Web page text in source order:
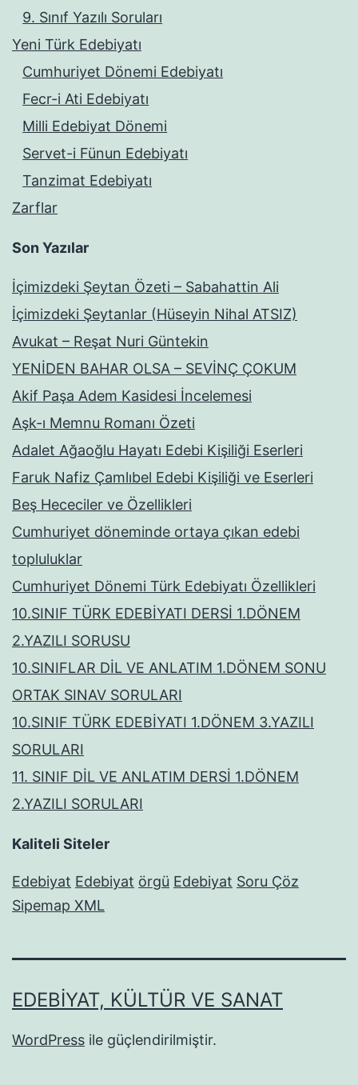
9. Sınıf Yazılı Soruları
Yeni Türk Edebiyatı
Cumhuriyet Dönemi Edebiyatı
Fecr-i Ati Edebiyatı
Milli Edebiyat Dönemi
Servet-i Fünun Edebiyatı
Tanzimat Edebiyatı
Zarflar
Son Yazılar
İçimizdeki Şeytan Özeti – Sabahattin Ali
İçimizdeki Şeytanlar (Hüseyin Nihal ATSIZ)
Avukat – Reşat Nuri Güntekin
YENİDEN BAHAR OLSA – SEVİNÇ ÇOKUM
Akif Paşa Adem Kasidesi İncelemesi
Aşk-ı Memnu Romanı Özeti
Adalet Ağaoğlu Hayatı Edebi Kişiliği Eserleri
Faruk Nafiz Çamlıbel Edebi Kişiliği ve Eserleri
Beş Hececiler ve Özellikleri
Cumhuriyet döneminde ortaya çıkan edebi
topluluklar
Cumhuriyet Dönemi Türk Edebiyatı Özellikleri
10.SINIF TÜRK EDEBİYATI DERSİ 1.DÖNEM
2.YAZILI SORUSU
10.SINIFLAR DİL VE ANLATIM 1.DÖNEM SONU
ORTAK SINAV SORULARI
10.SINIF TÜRK EDEBİYATI 1.DÖNEM 3.YAZILI
SORULARI
11. SINIF DİL VE ANLATIM DERSİ 1.DÖNEM
2.YAZILI SORULARI
Kaliteli Siteler
Edebiyat Edebiyat örgü Edebiyat Soru Çöz
Sipemap XML
EDEBIYAT, KÜLTÜR VE SANAT
WordPress ile güçlendirilmiştir.